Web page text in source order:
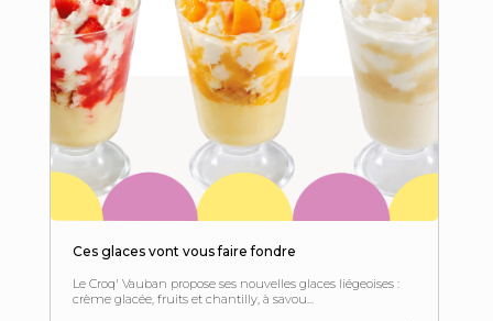
Ces glaces vont vous faire fondre
Le Croq' Vauban propose ses nouvelles glaces liégeoises :
crème glacée, fruits et chantilly, à savou...